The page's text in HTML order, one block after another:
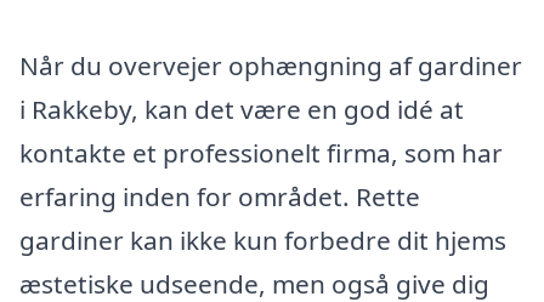
Når du overvejer ophængning af gardiner
i Rakkeby, kan det være en god idé at
kontakte et professionelt firma, som har
erfaring inden for området. Rette
gardiner kan ikke kun forbedre dit hjems
æstetiske udseende, men også give dig